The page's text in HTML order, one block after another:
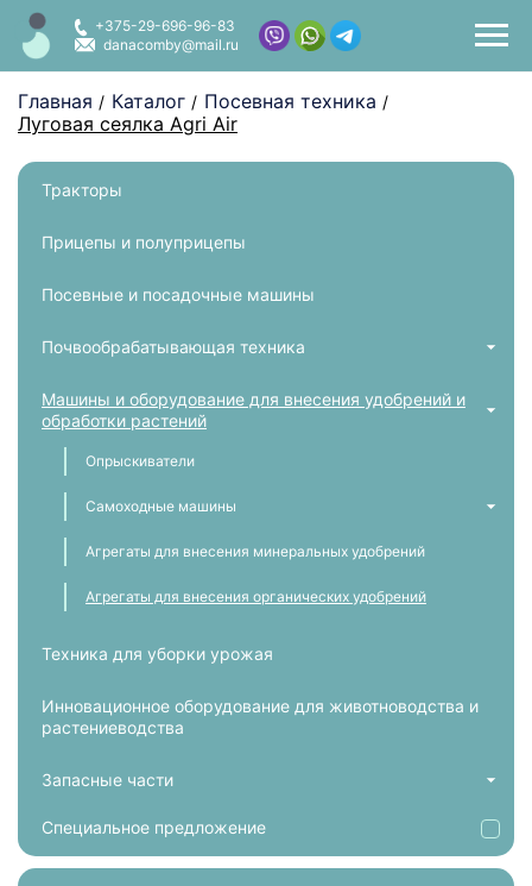
+375-29-696-96-83
danacomby@mail.ru
Главная / Каталог / Посевная техника /
Луговая сеялка Agri Air
Тракторы
Прицепы и полуприцепы
Посевные и посадочные машины
Почвообрабатывающая техника
Машины и оборудование для внесения удобрений и
обработки растений
Опрыскиватели
Самоходные машины
Агрегаты для внесения минеральных удобрений
Агрегаты для внесения органических удобрений
Техника для уборки урожая
Инновационное оборудование для животноводства и
растениеводства
Запасные части
Специальное предложение